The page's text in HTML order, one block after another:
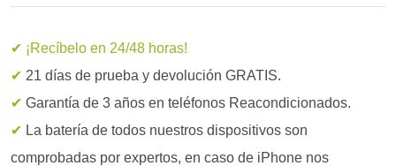
✔ ¡Recíbelo en 24/48 horas!
✔ 21 días de prueba y devolución GRATIS.
✔ Garantía de 3 años en teléfonos Reacondicionados.
✔ La batería de todos nuestros dispositivos son
comprobadas por expertos, en caso de iPhone nos